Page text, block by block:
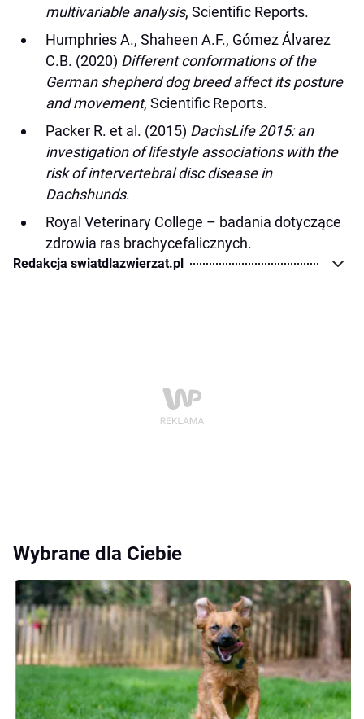
multivariable analysis, Scientific Reports.
Humphries A., Shaheen A.F., Gómez Álvarez
C.B. (2020) Different conformations of the
German shepherd dog breed affect its posture
and movement, Scientific Reports.
Packer R. et al. (2015) DachsLife 2015: an
investigation of lifestyle associations with the
risk of intervertebral disc disease in
Dachshunds.
Royal Veterinary College – badania dotyczące
zdrowia ras brachycefalicznych.
Redakcja swiatdlazwierzat.pl
Wybrane dla Ciebie